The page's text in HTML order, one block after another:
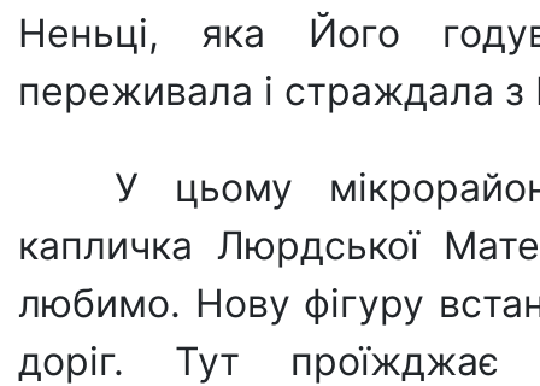
Неньці, яка Його
переживала і страждала
У цьому
капличка Люрдської
любимо. Нову фігуру
доріг. Тут